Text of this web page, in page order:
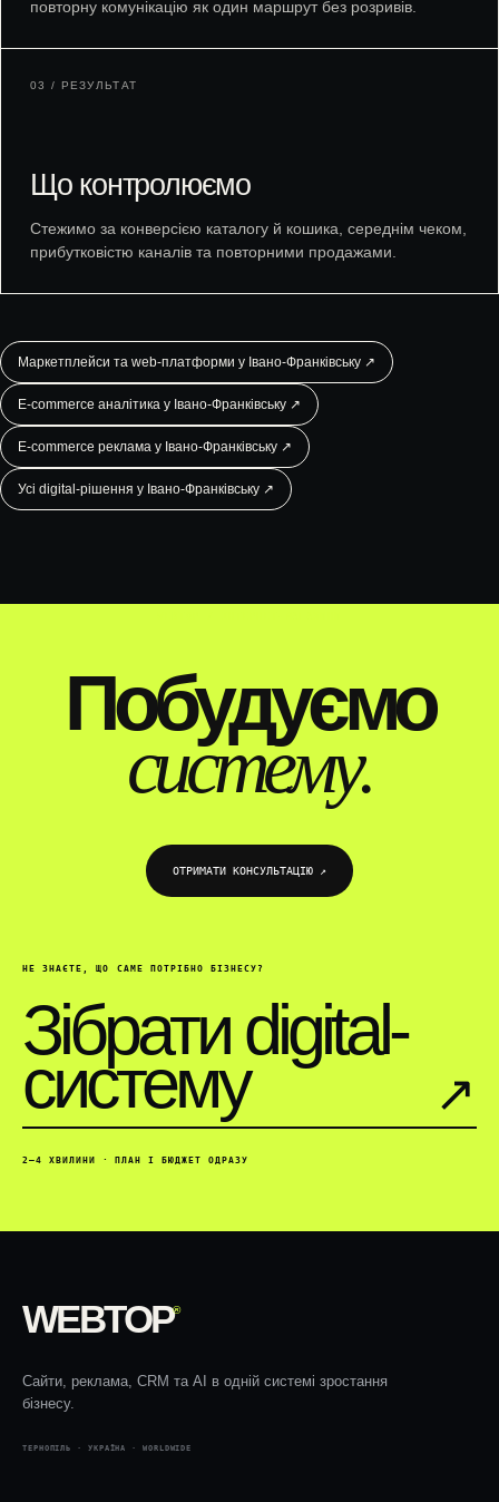
повторну комунікацію як один маршрут без розривів.
03 / РЕЗУЛЬТАТ
Що контролюємо
Стежимо за конверсією каталогу й кошика, середнім чеком,
прибутковістю каналів та повторними продажами.
Маркетплейси та web-платформи у Івано-Франківську ↗
E-commerce аналітика у Івано-Франківську ↗
E-commerce реклама у Івано-Франківську ↗
Усі digital-рішення у Івано-Франківську ↗
Побудуємо
систему.
ОТРИМАТИ КОНСУЛЬТАЦІЮ ↗
НЕ ЗНАЄТЕ, ЩО САМЕ ПОТРІБНО БІЗНЕСУ?
Зібрати digital-
систему ↗︎
2–4 ХВИЛИНИ · ПЛАН І БЮДЖЕТ ОДРАЗУ
WEBTOP®
Сайти, реклама, CRM та AI в одній системі зростання
бізнесу.
ТЕРНОПІЛЬ · УКРАЇНА · WORLDWIDE